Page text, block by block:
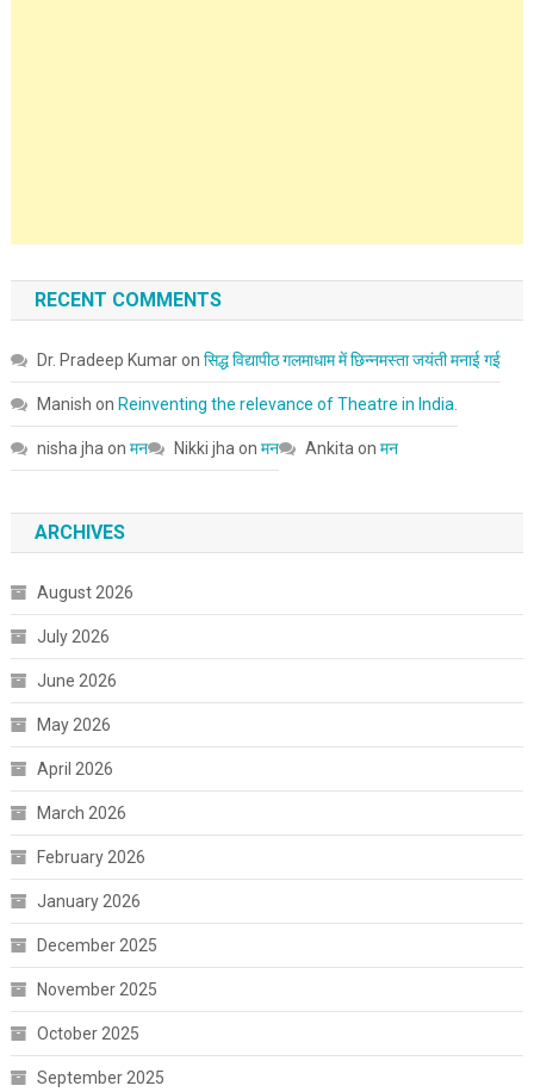
RECENT COMMENTS
Dr. Pradeep Kumaron सिद्ध विद्यापीठ गलमाधाम में छिन्नमस्ता जयंती मनाई गई
Manish on Reinventing the relevance of Theatre in India.
nisha jha on मन Nikki jha on मन Ankita on मन
ARCHIVES
August 2026
July 2026
June 2026
May 2026
April 2026
March 2026
February 2026
January 2026
December 2025
November 2025
October 2025
September 2025